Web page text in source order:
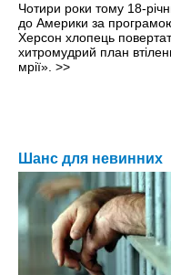
Чотири роки тому 18-
до Америки за
Херсон хлопець
хитромудрий план
мрії». >>
Шанс для невинних